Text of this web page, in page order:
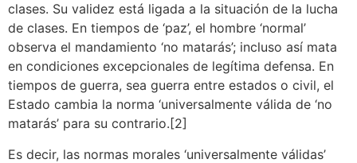
clases. Su validez está ligada a la situación de la lucha
de clases. En tiempos de ‘paz’, el hombre ‘normal’
observa el mandamiento ‘no matarás’; incluso así mata
en condiciones excepcionales de legítima defensa. En
tiempos de guerra, sea guerra entre estados o civil, el
Estado cambia la norma ‘universalmente válida de ‘no
matarás’ para su contrario.[2]
Es decir, las normas morales ‘universalmente válidas’